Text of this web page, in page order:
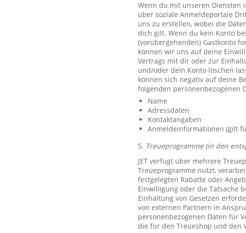
Wenn du mit unseren Diensten
über soziale Anmeldeportale
uns zu erstellen, wobei die
dich gilt. Wenn du kein Konto
(vorübergehenden) Gastkonto
können wir uns auf deine
Vertrags mit dir oder zur
und/oder dein Konto löschen
können sich negativ auf deine
folgenden personenbezogenen
Name
Adressdaten
Kontaktangaben
Anmeldeinformationen (gilt
5. Treueprogramme (in den
JET verfügt über mehrere
Treueprogramme nutzt,
festgelegten Rabatte oder
Einwilligung oder die Tatsache
Einhaltung von Gesetzen
von externen Partnern in
personenbezogenen Daten für
die für den Treueshop und den